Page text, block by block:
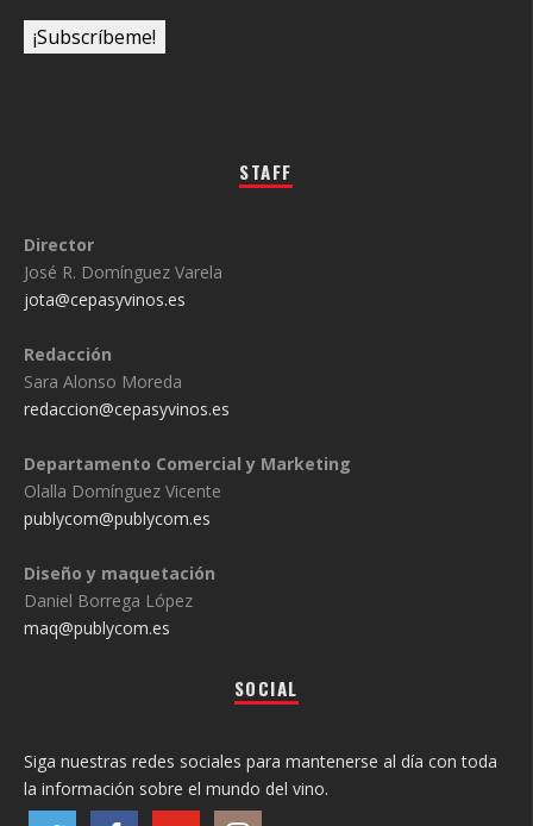
STAFF
Director
José R. Domínguez Varela
jota@cepasyvinos.es
Redacción
Sara Alonso Moreda
redaccion@cepasyvinos.es
Departamento Comercial y Marketing
Olalla Domínguez Vicente
publycom@publycom.es
Diseño y maquetación
Daniel Borrega López
maq@publycom.es
SOCIAL
Siga nuestras redes sociales para mantenerse al día con toda
la información sobre el mundo del vino.